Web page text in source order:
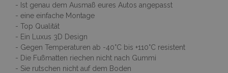
- Ist genau dem Ausmaß eures Autos angepasst
- eine einfache Montage
- Top Qualität
- Ein Luxus 3D Design
- Gegen Temperaturen ab -40°C bis +110°C resistent
- Die Fußmatten riechen nicht nach Gummi
- Sie rutschen nicht auf dem Boden
Targeting
Funktionalität
Unbedingt erforderliche Cookies ermöglichen
wesentliche Kernfunktionen der Website wie
die Benutzeranmeldung und die
Kontoverwaltung. Ohne die unbedingt
erforderlichen Cookies kann die Website nicht
ordnungsgemäß verwendet werden.